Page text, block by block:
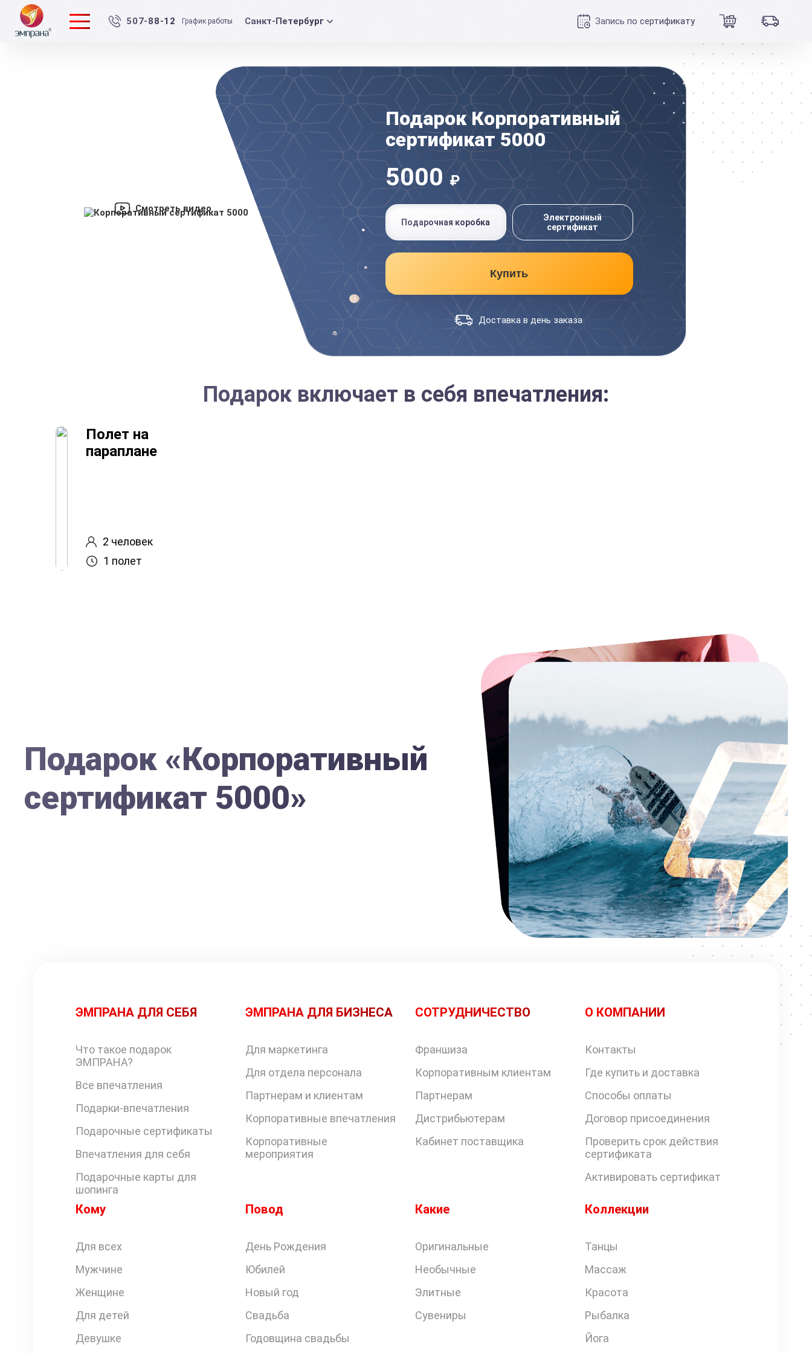
507-88-12 График работы Санкт-Петербург Запись по сертификату
Подарок Корпоративный
сертификат 5000
5000 ₽
Подарочная коробка
Электронный
сертификат
Купить
Доставка в день заказа
Смотреть видео
Подарок включает в себя впечатления:
Полет на
параплане
2 человек
1 полет
Подарок «Корпоративный
сертификат 5000»
ЭМПРАНА ДЛЯ СЕБЯ
Что такое подарок
ЭМПРАНА?
Все впечатления
Подарки-впечатления
Подарочные сертификаты
Впечатления для себя
Подарочные карты для
шопинга
ЭМПРАНА ДЛЯ БИЗНЕСА
Для маркетинга
Для отдела персонала
Партнерам и клиентам
Корпоративные впечатления
Корпоративные
мероприятия
СОТРУДНИЧЕСТВО
Франшиза
Корпоративным клиентам
Партнерам
Дистрибьютерам
Кабинет поставщика
О КОМПАНИИ
Контакты
Где купить и доставка
Способы оплаты
Договор присоединения
Проверить срок действия
сертификата
Активировать сертификат
Кому
Для всех
Мужчине
Женщине
Для детей
Девушке
Повод
День Рождения
Юбилей
Новый год
Свадьба
Годовщина свадьбы
Какие
Оригинальные
Необычные
Элитные
Сувениры
Коллекции
Танцы
Массаж
Красота
Рыбалка
Йога